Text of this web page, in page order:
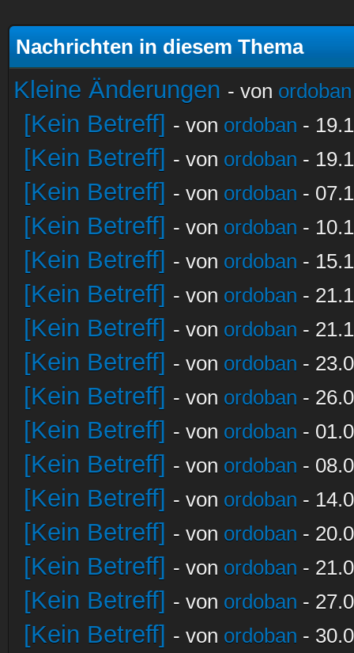
Nachrichten in diesem Thema
Kleine Änderungen - von ordoban
[Kein Betreff] - von ordoban -
[Kein Betreff] - von ordoban -
[Kein Betreff] - von ordoban -
[Kein Betreff] - von ordoban -
[Kein Betreff] - von ordoban -
[Kein Betreff] - von ordoban -
[Kein Betreff] - von ordoban -
[Kein Betreff] - von ordoban -
[Kein Betreff] - von ordoban -
[Kein Betreff] - von ordoban -
[Kein Betreff] - von ordoban -
[Kein Betreff] - von ordoban -
[Kein Betreff] - von ordoban -
[Kein Betreff] - von ordoban -
[Kein Betreff] - von ordoban -
[Kein Betreff] - von ordoban -